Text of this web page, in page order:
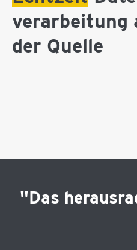
verarbeitung
der Quelle
"Das